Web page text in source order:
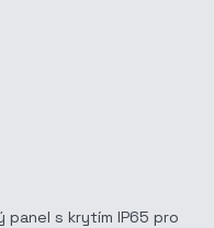
s krytím IP65 pro